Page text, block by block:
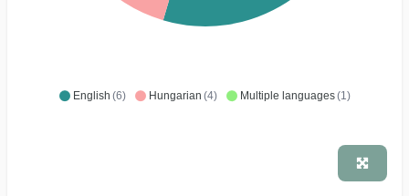
English (6) Hungarian (4) Multiple languages(1)